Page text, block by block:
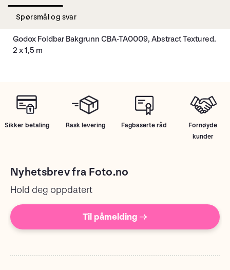
Spørsmål og svar
Godox Foldbar Bakgrunn CBA-TA0009, Abstract Textured.
2 x 1,5 m
Sikker betaling Rask levering Fagbaserte råd
Fornøyde
kunder
Nyhetsbrev fra Foto.no
Hold deg oppdatert
Til påmelding →